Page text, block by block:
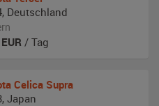
, Deutschland
EUR / Tag
Celica Supra
, Japan